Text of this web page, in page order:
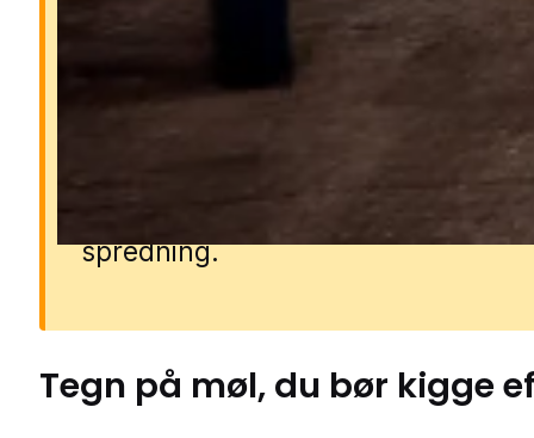
Møl kan hurtigt ødelægge tøj,
fødevarer, før man opdager
Larverne lever af materialer som
silke, pels, mel og gryn, og et lille
kan hurtigt udvikle sig til en større
bestand. Derfor er hurtig handling
afgørende, hvis man vil undgå
spredning.
Tegn på møl, du bør kigge